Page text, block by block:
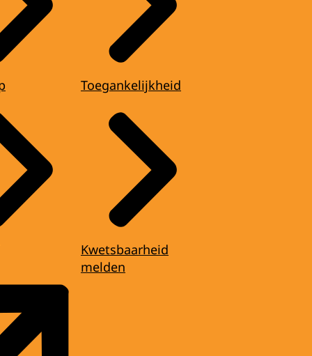
Toegankelijkheid
Kwetsbaarheid
melden